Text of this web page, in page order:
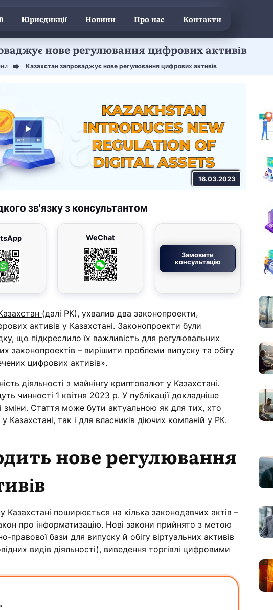
Юрисдикції Новини Про нас Контакти
нове регулювання цифрових активів
Казахстан запроваджує нове регулювання цифрових активів
16.03.2023
зв'язку з консультантом
WeChat
Замовити
консультацію
(далі РК), ухвалив два законопроекти,
активів у Казахстані. Законопроекти були
що підкреслило їх важливість для регулювальних
законопроектів – вирішити проблеми випуску та обігу
цифрових активів».
діяльності з майнінгу криптовалют у Казахстані.
чинності 1 квітня 2023 р. У публікації докладніше
зміни. Стаття може бути актуальною як для тих, хто
Казахстані, так і для власників діючих компаній у РК.
нове регулювання
Казахстані поширюється на кілька законодавчих актів –
про інформатизацію. Нові закони прийнято з метою
правової бази для випуску й обігу віртуальних активів
видів діяльності), виведення торгівлі цифровими